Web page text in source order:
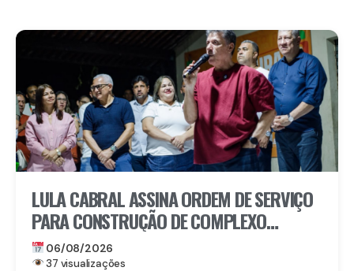
LULA CABRAL ASSINA ORDEM DE SERVIÇO
PARA CONSTRUÇÃO DE COMPLEXO
EDUCACIONAL EM SERRARIA
06/08/2026
37 visualizações